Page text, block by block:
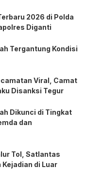
2026 di Polda
Diganti
Tergantung Kondisi
Viral, Camat
Disanksi Tegur
Dikunci di Tingkat
dan
Tol, Satlantas
di Luar